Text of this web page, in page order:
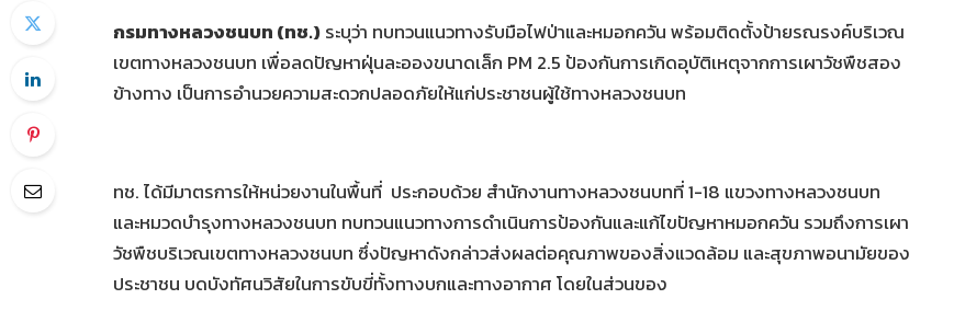
กรมทางหลวงชนบท (ทช.) ระบุว่า ทบทวนแนวทางรับมือไฟป่าและหมอกควัน พร้อมติดตั้งป้ายรณรงค์บริเวณ
เขตทางหลวงชนบท เพื่อลดปัญหาฝุ่นละอองขนาดเล็ก PM 2.5 ป้องกันการเกิดอุบัติเหตุจากการเผาวัชพืชสอง
ข้างทาง เป็นการอำนวยความสะดวกปลอดภัยให้แก่ประชาชนผู้ใช้ทางหลวงชนบท
ทช. ได้มีมาตรการให้หน่วยงานในพื้นที่ ประกอบด้วย สำนักงานทางหลวงชนบทที่ 1-18 แขวงทางหลวงชนบท
และหมวดบำรุงทางหลวงชนบท ทบทวนแนวทางการดำเนินการป้องกันและแก้ไขปัญหาหมอกควัน รวมถึงการเผา
วัชพืชบริเวณเขตทางหลวงชนบท ซึ่งปัญหาดังกล่าวส่งผลต่อคุณภาพของสิ่งแวดล้อม และสุขภาพอนามัยของ
ประชาชน บดบังทัศนวิสัยในการขับขี่ทั้งทางบกและทางอากาศ โดยในส่วนของ